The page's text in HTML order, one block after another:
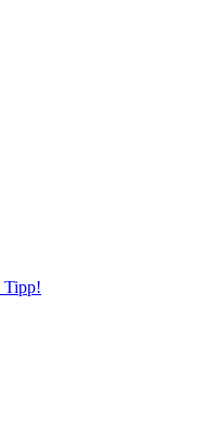
Tipp!